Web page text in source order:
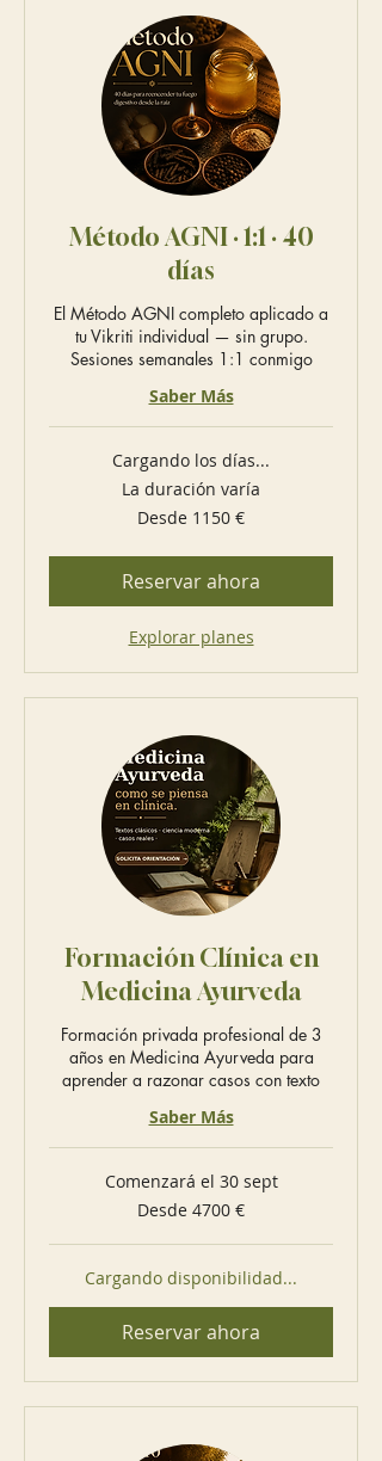
Método AGNI · 1:1 · 40
días
El Método AGNI completo aplicado a
tu Vikriti individual — sin grupo.
Sesiones semanales 1:1 conmigo
Saber Más
Cargando los días...
La duración varía
Desde 1150 €
Reservar ahora
Explorar planes
Formación Clínica en
Medicina Ayurveda
Formación privada profesional de 3
años en Medicina Ayurveda para
aprender a razonar casos con texto
Saber Más
Comenzará el 30 sept
Desde 4700 €
Cargando disponibilidad...
Reservar ahora